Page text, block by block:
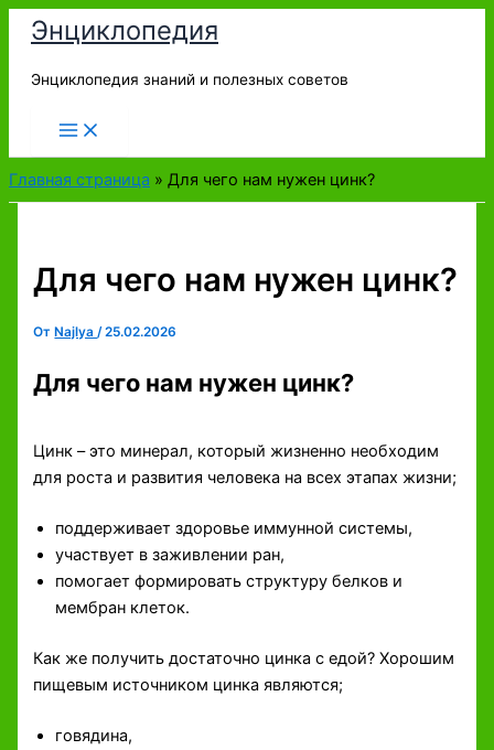
Перейти
содержимому
Энциклопедия
Энциклопедия знаний и полезных советов
Главная страница » Для чего нам нужен цинк?
Для чего нам нужен цинк?
От Najlya/25.02.2026
Для чего нам нужен цинк?
Цинк – это минерал, который жизненно необходим
для роста и развития человека на всех этапах жизни;
поддерживает здоровье иммунной системы,
участвует в заживлении ран,
помогает формировать структуру белков и
мембран клеток.
Как же получить достаточно цинка с едой? Хорошим
пищевым источником цинка являются;
говядина,